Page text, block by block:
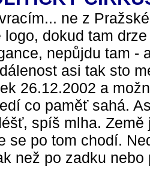
ne z
logo, dokud tam
nepůjdu tam -
asi tak sto
26.12.2002 a
co paměť sahá.
spíš mlha.
se po tom chodí.
než po zadku nebo